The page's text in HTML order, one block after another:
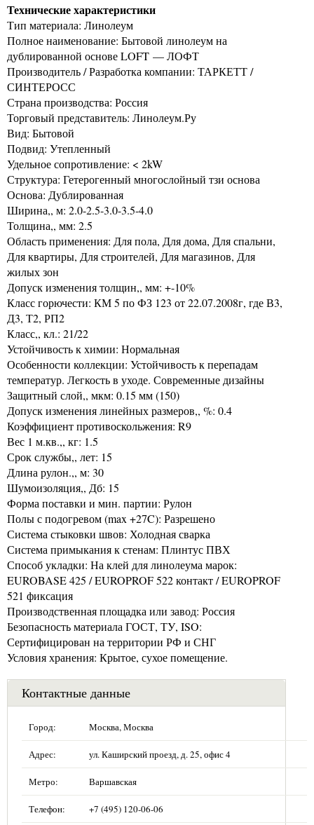
Технические характеристики
Тип материала: Линолеум
Полное наименование: Бытовой линолеум на
дублированной основе LOFT — ЛОФТ
Производитель / Разработка компании: ТАРКЕТТ /
СИНТЕРОСС
Страна производства: Россия
Торговый представитель: Линолеум.Ру
Вид: Бытовой
Подвид: Утепленный
Удельное сопротивление: < 2kW
Структура: Гетерогенный многослойный тзи основа
Основа: Дублированная
Ширина,, м: 2.0-2.5-3.0-3.5-4.0
Толщина,, мм: 2.5
Область применения: Для пола, Для дома, Для спальни,
Для квартиры, Для строителей, Для магазинов, Для
жилых зон
Допуск изменения толщин,, мм: +-10%
Класс горючести: КМ 5 по ФЗ 123 от 22.07.2008г, где В3,
Д3, Т2, РП2
Класс,, кл.: 21/22
Устойчивость к химии: Нормальная
Особенности коллекции: Устойчивость к перепадам
температур. Легкость в уходе. Современные дизайны
Защитный слой,, мкм: 0.15 мм (150)
Допуск изменения линейных размеров,, %: 0.4
Коэффициент противоскольжения: R9
Вес 1 м.кв.,, кг: 1.5
Срок службы,, лет: 15
Длина рулон.,, м: 30
Шумоизоляция,, Дб: 15
Форма поставки и мин. партии: Рулон
Полы с подогревом (max +27C): Разрешено
Система стыковки швов: Холодная сварка
Система примыкания к стенам: Плинтус ПВХ
Способ укладки: На клей для линолеума марок:
EUROBASE 425 / EUROPROF 522 контакт / EUROPROF
521 фиксация
Производственная площадка или завод: Россия
Безопасность материала ГОСТ, ТУ, ISO:
Сертифицирован на территории РФ и СНГ
Условия хранения: Крытое, сухое помещение.
Контактные данные
Город: Москва, Москва
Адрес: ул. Каширский проезд, д. 25, офис 4
Метро: Варшавская
Телефон: +7 (495) 120-06-06